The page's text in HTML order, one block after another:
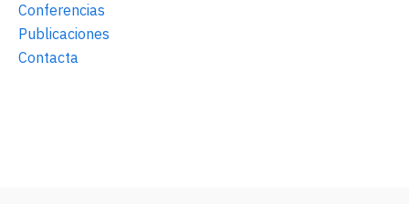
Conferencias
Publicaciones
Contacta